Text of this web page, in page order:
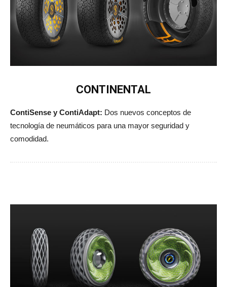
CONTINENTAL
ContiSense y ContiAdapt: Dos nuevos conceptos de
tecnología de neumáticos para una mayor seguridad y
comodidad.